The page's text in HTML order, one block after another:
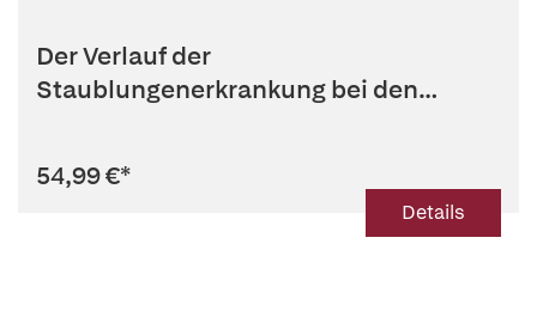
Der Verlauf der
Staublungenerkrankung bei den
54,99 €*
Details